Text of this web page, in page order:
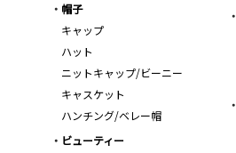
帽子
キャップ
ハット
ニットキャップ/ビーニー
キャスケット
ハンチング/ベレー帽
ビューティー